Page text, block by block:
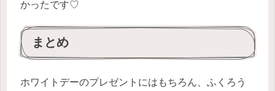
かったです♡
まとめ
ホワイトデーのプレゼントにはもちろん、ふくろう